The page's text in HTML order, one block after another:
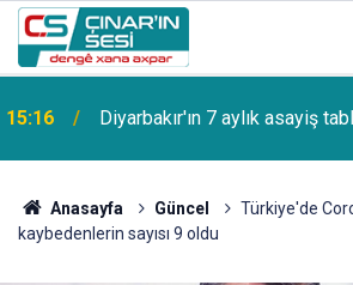
15:16 Diyarbakır'ın 7 aylık asayiş
Anasayfa Güncel
Türkiye'de
kaybedenlerin sayısı 9 oldu